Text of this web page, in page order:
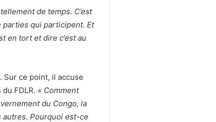
de temps. C’est
parties qui participent. Et
en tort et dire c’est au
Sur ce point, il accuse
FDLR. « Comment
du Congo, la
autres. Pourquoi est-ce